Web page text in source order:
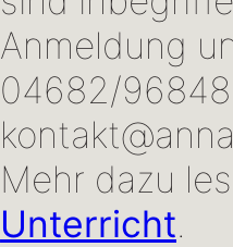
Anmeldung
04682/
Mehr dazu
Unterricht.